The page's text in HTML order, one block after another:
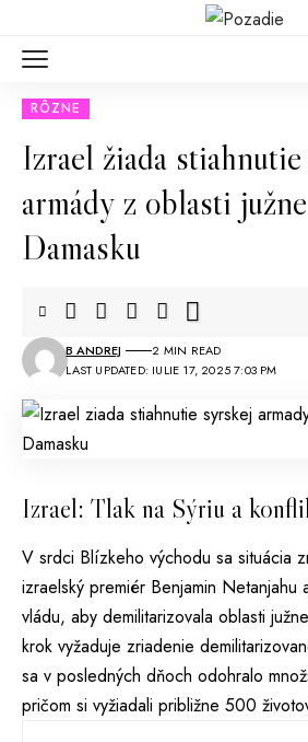
RÔZNE
Izrael žiada
armády z oblasti
Damasku
LAST UPDATED: IULIE 17, 2025 7:03 PM
B ANDREJ 2 MIN READ
Izrael: Tlak na Sýriu a
V srdci Blízkeho východu sa situácia
izraelský premiér Benjamin Netanjahu
vládu, aby demilitarizovala oblasti
krok vyžaduje zriadenie
sa v posledných dňoch odohralo
pričom si vyžiadali približne 500